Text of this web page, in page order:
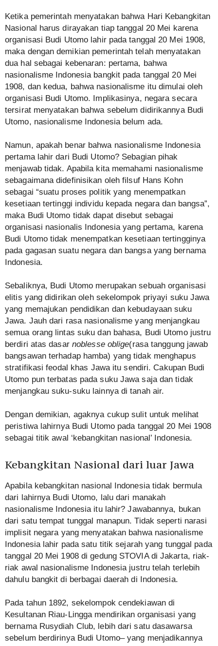
Ketika pemerintah menyatakan bahwa Hari Kebangkitan
Nasional harus dirayakan tiap tanggal 20 Mei karena
organisasi Budi Utomo lahir pada tanggal 20 Mei 1908,
maka dengan demikian pemerintah telah menyatakan
dua hal sebagai kebenaran: pertama, bahwa
nasionalisme Indonesia bangkit pada tanggal 20 Mei
1908, dan kedua, bahwa nasionalisme itu dimulai oleh
organisasi Budi Utomo. Implikasinya, negara secara
tersirat menyatakan bahwa sebelum didirikannya Budi
Utomo, nasionalisme Indonesia belum ada.
Namun, apakah benar bahwa nasionalisme Indonesia
pertama lahir dari Budi Utomo? Sebagian pihak
menjawab tidak. Apabila kita memahami nasionalisme
sebagaimana didefinisikan oleh filsuf Hans Kohn
sebagai “suatu proses politik yang menempatkan
kesetiaan tertinggi individu kepada negara dan bangsa”,
maka Budi Utomo tidak dapat disebut sebagai
organisasi nasionalis Indonesia yang pertama, karena
Budi Utomo tidak menempatkan kesetiaan tertingginya
pada gagasan suatu negara dan bangsa yang bernama
Indonesia.
Sebaliknya, Budi Utomo merupakan sebuah organisasi
elitis yang didirikan oleh sekelompok priyayi suku Jawa
yang memajukan pendidikan dan kebudayaan suku
Jawa. Jauh dari rasa nasionalisme yang menjangkau
semua orang lintas suku dan bahasa, Budi Utomo justru
berdiri atas dasar noblesse oblige(rasa tanggung jawab
bangsawan terhadap hamba) yang tidak menghapus
stratifikasi feodal khas Jawa itu sendiri. Cakupan Budi
Utomo pun terbatas pada suku Jawa saja dan tidak
menjangkau suku-suku lainnya di tanah air.
Dengan demikian, agaknya cukup sulit untuk melihat
peristiwa lahirnya Budi Utomo pada tanggal 20 Mei 1908
sebagai titik awal ‘kebangkitan nasional’ Indonesia.
Kebangkitan Nasional dari luar Jawa
Apabila kebangkitan nasional Indonesia tidak bermula
dari lahirnya Budi Utomo, lalu dari manakah
nasionalisme Indonesia itu lahir? Jawabannya, bukan
dari satu tempat tunggal manapun. Tidak seperti narasi
implisit negara yang menyatakan bahwa nasionalisme
Indonesia lahir pada satu titik sejarah yang tunggal pada
tanggal 20 Mei 1908 di gedung STOVIA di Jakarta, riak-
riak awal nasionalisme Indonesia justru telah terlebih
dahulu bangkit di berbagai daerah di Indonesia.
Pada tahun 1892, sekelompok cendekiawan di
Kesultanan Riau-Lingga mendirikan organisasi yang
bernama Rusydiah Club, lebih dari satu dasawarsa
sebelum berdirinya Budi Utomo– yang menjadikannya